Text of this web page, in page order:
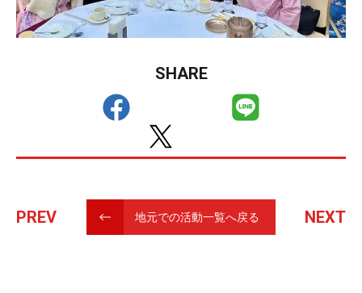
SHARE
PREV 地元での活動一覧へ戻る NEXT